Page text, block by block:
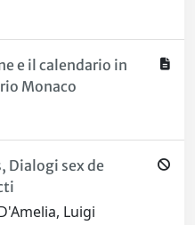
e il calendario in
Monaco
Dialogi sex de
Luigi